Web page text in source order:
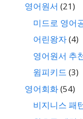
영어원서 (21)
미드로 영어
어린왕자(4)
영어원서 추
윔피키드 (3)
영어회화(54)
비지니스 패